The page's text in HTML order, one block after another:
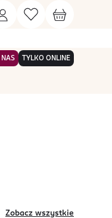
NAS TYLKO ONLINE
Zobacz wszystkie